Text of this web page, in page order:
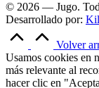
© 2026 — Jugo.
Desarrollado por:
Volver
Usamos cookies en
más relevante al
hacer clic en